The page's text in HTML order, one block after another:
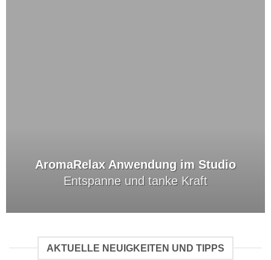
AromaRelax Anwendung im Studio
Entspanne und tanke Kraft
AKTUELLE NEUIGKEITEN UND TIPPS